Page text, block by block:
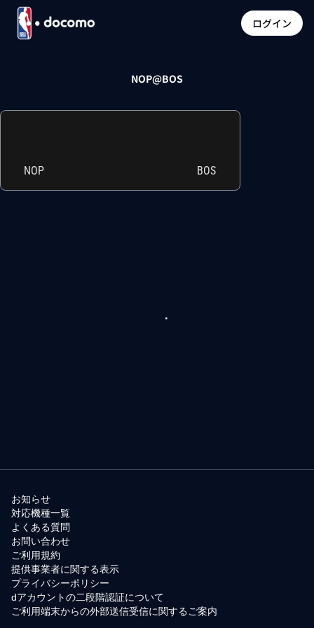
ログイン
NOP@BOS
NOP BOS
お知らせ
対応機種一覧
よくある質問
お問い合わせ
ご利用規約
提供事業者に関する表示
プライバシーポリシー
dアカウントの二段階認証について
ご利用端末からの外部送信受信に関するご案内